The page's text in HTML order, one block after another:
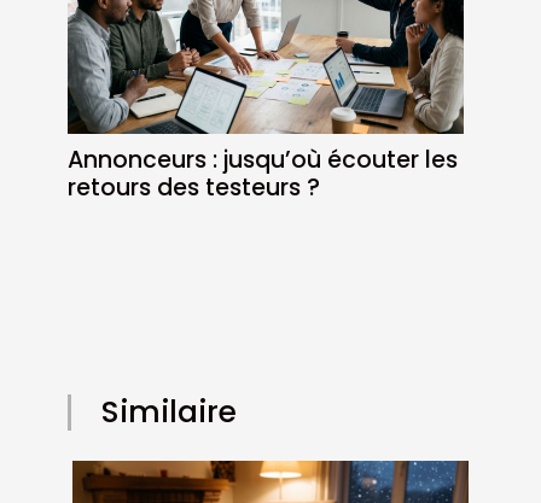
Annonceurs : jusqu’où écouter les
retours des testeurs ?
Similaire